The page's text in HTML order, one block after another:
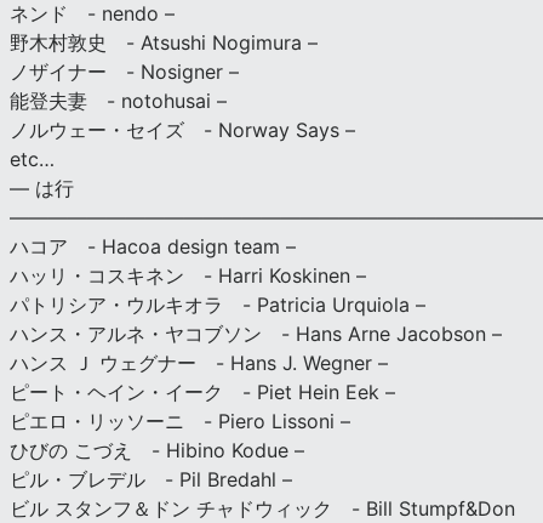
ネンド - nendo –
野木村敦史 - Atsushi Nogimura –
ノザイナー - Nosigner –
能登夫妻 - notohusai –
ノルウェー・セイズ - Norway Says –
etc…
— は行
ハコア - Hacoa design team –
ハッリ・コスキネン - Harri Koskinen –
パトリシア・ウルキオラ - Patricia Urquiola –
ハンス・アルネ・ヤコブソン - Hans Arne Jacobson –
ハンス Ｊ ウェグナー - Hans J. Wegner –
ピート・ヘイン・イーク - Piet Hein Eek –
ピエロ・リッソーニ - Piero Lissoni –
ひびの こづえ - Hibino Kodue –
ピル・ブレデル - Pil Bredahl –
ビル スタンフ＆ドン チャドウィック - Bill Stumpf&Don